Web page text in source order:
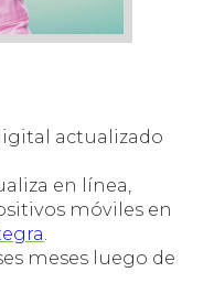
actualizado
en línea,
móviles en
meses luego de